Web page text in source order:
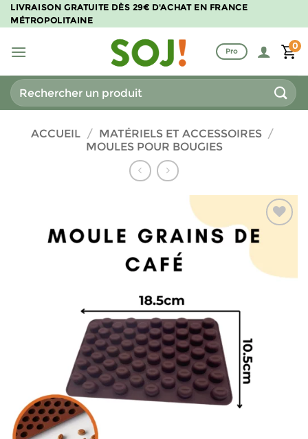
Passer
au
LIVRAISON GRATUITE DÈS 29€ D'ACHAT EN FRANCE
MÉTROPOLITAINE
Pro
0
Recherche
pour :
ACCUEIL / MATÉRIELS ET ACCESSOIRES /
MOULES POUR BOUGIES